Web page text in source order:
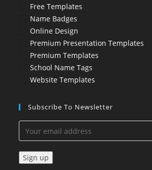
Free Templates
Name Badges
Online Design
Premium Presentation Templates
Premium Templates
School Name Tags
Website Templates
Subscribe To Newsletter